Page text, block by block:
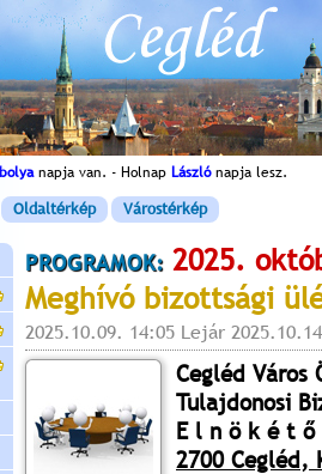
Ibolyanapja van. - Holnap Lászlónapja lesz.
Oldaltérkép Várostérkép
PROGRAMOK: 2025.
Meghívó bizottsági
2025.10.09. 14:05 Lejár
Cegléd Város
Tulajdonosi
E l n ö k é t ő
2700 Cegléd,